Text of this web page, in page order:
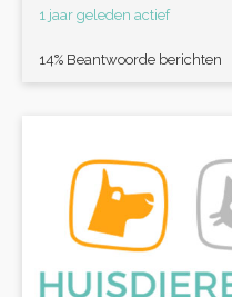
1 jaar geleden actief
14% Beantwoorde berichten